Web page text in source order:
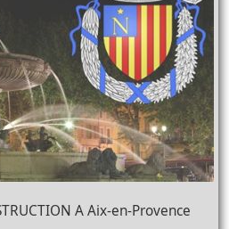
A Aix-en-Provence